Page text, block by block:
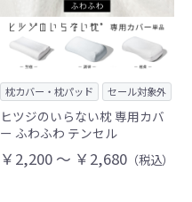
枕カバー・枕パッド セール対象外
ヒツジのいらない枕 専用カバ
ー ふわふわ テンセル
￥2,200 ～ ￥2,680 （税込）